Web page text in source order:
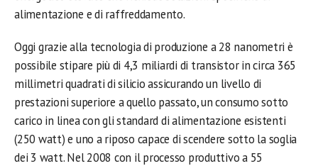
alimentazione e di raffreddamento.
Oggi grazie alla tecnologia di produzione a 28 nanometri è
possibile stipare più di 4,3 miliardi di transistor in circa 365
millimetri quadrati di silicio assicurando un livello di
prestazioni superiore a quello passato, un consumo sotto
carico in linea con gli standard di alimentazione esistenti
(250 watt) e uno a riposo capace di scendere sotto la soglia
dei 3 watt. Nel 2008 con il processo produttivo a 55